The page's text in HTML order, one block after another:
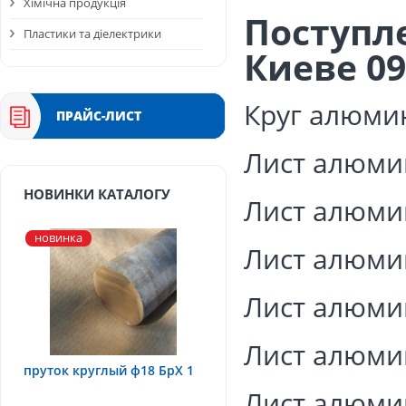
Киеве
Круг
Лист
Лист
Лист
Лист
Лист
Пластики та діелектрики
ПРАЙС-ЛИСТ
НОВИНКИ КАТАЛОГУ
новинка
пруток круглый ф18 БрХ 1